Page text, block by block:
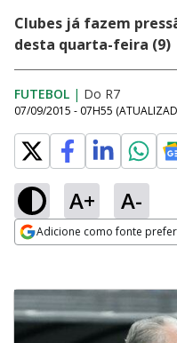
Clubes já fazem
desta quarta-feira (9)
FUTEBOL | Do R7
07/09/2015 - 07H55
A+ A-
Adicione como fonte